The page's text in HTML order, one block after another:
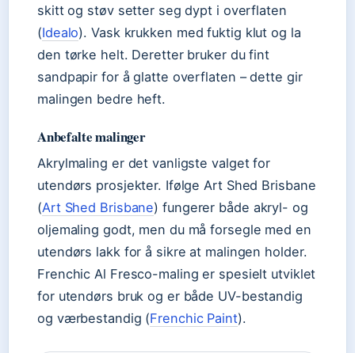
skitt og støv setter seg dypt i overflaten
(Idealo). Vask krukken med fuktig klut og la
den tørke helt. Deretter bruker du fint
sandpapir for å glatte overflaten – dette gir
malingen bedre heft.
Anbefalte malinger
Akrylmaling er det vanligste valget for
utendørs prosjekter. Ifølge Art Shed Brisbane
(Art Shed Brisbane) fungerer både akryl- og
oljemaling godt, men du må forsegle med en
utendørs lakk for å sikre at malingen holder.
Frenchic Al Fresco-maling er spesielt utviklet
for utendørs bruk og er både UV-bestandig
og værbestandig (Frenchic Paint).